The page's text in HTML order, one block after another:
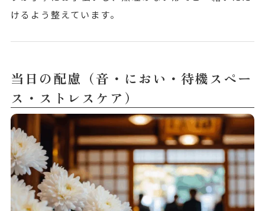
けるよう整えています。
当日の配慮（音・におい・待機スペー
ス・ストレスケア）